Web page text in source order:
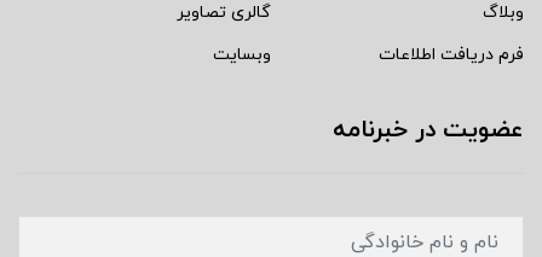
وبلاگ
گالری تصاویر
فرم دریافت اطلاعات
وبسایت
عضویت در خبرنامه